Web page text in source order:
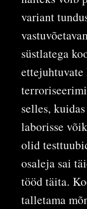
variant
süstlatega
ettejuhtuvate
selles,
laborisse
olid
osaleja sai
tööd täita.
talletama